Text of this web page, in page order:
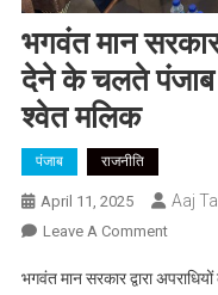
भगवंत मान सरकार
देने के चलते पंजाब
श्वेत मलिक
पंजाब राजनीति
April 11, 2025 Aaj
Leave A CommentOn
मान
भगवंत मान सरकार द्वारा